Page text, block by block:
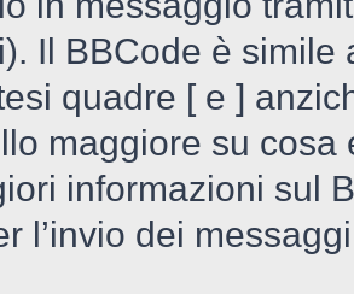
Il BBCode è simile
quadre [ e ]
maggiore su
informazioni sul
l’invio dei